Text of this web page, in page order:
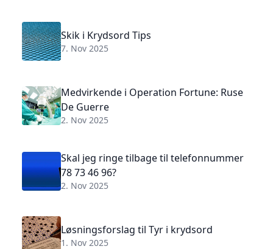
Skik i Krydsord Tips
7. Nov 2025
Medvirkende i Operation Fortune: Ruse
De Guerre
2. Nov 2025
Skal jeg ringe tilbage til telefonnummer
78 73 46 96?
2. Nov 2025
Løsningsforslag til Tyr i krydsord
1. Nov 2025